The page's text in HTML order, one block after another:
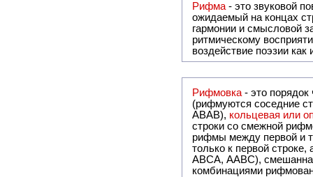
Рифма - это звуковой повтор, традиционно используемый в поэзии и, как
ожидаемый на концах
гармонии и смысловой
ритмическому
воздействие поэзии
Рифмовка - это
(рифмуются соседние
ABAB), кольцевая или
строки со смежной
рифмы между первой и
только к первой
ABCA, AABC), смешанная или вольная рифмовка (рифмовка в сложных строфах с различными
комбинациями